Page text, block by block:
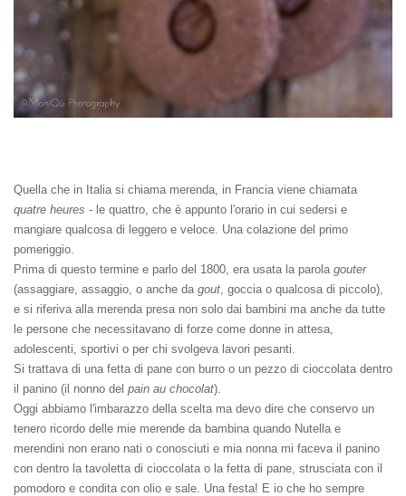
Quella che in Italia si chiama merenda, in Francia viene chiamata
quatre heures - le quattro, che è appunto l'orario in cui sedersi e
mangiare qualcosa di leggero e veloce. Una colazione del primo
pomeriggio.
Prima di questo termine e parlo del 1800, era usata la parola gouter
(assaggiare, assaggio, o anche da gout , goccia o qualcosa di piccolo),
e si riferiva alla merenda presa non solo dai bambini ma anche da tutte
le persone che necessitavano di forze come donne in attesa,
adolescenti, sportivi o per chi svolgeva lavori pesanti.
Si trattava di una fetta di pane con burro o un pezzo di cioccolata dentro
il panino (il nonno del pain au chocolat).
Oggi abbiamo l'imbarazzo della scelta ma devo dire che conservo un
tenero ricordo delle mie merende da bambina quando Nutella e
merendini non erano nati o conosciuti e mia nonna mi faceva il panino
con dentro la tavoletta di cioccolata o la fetta di pane, strusciata con il
pomodoro e condita con olio e sale. Una festa! E io che ho sempre